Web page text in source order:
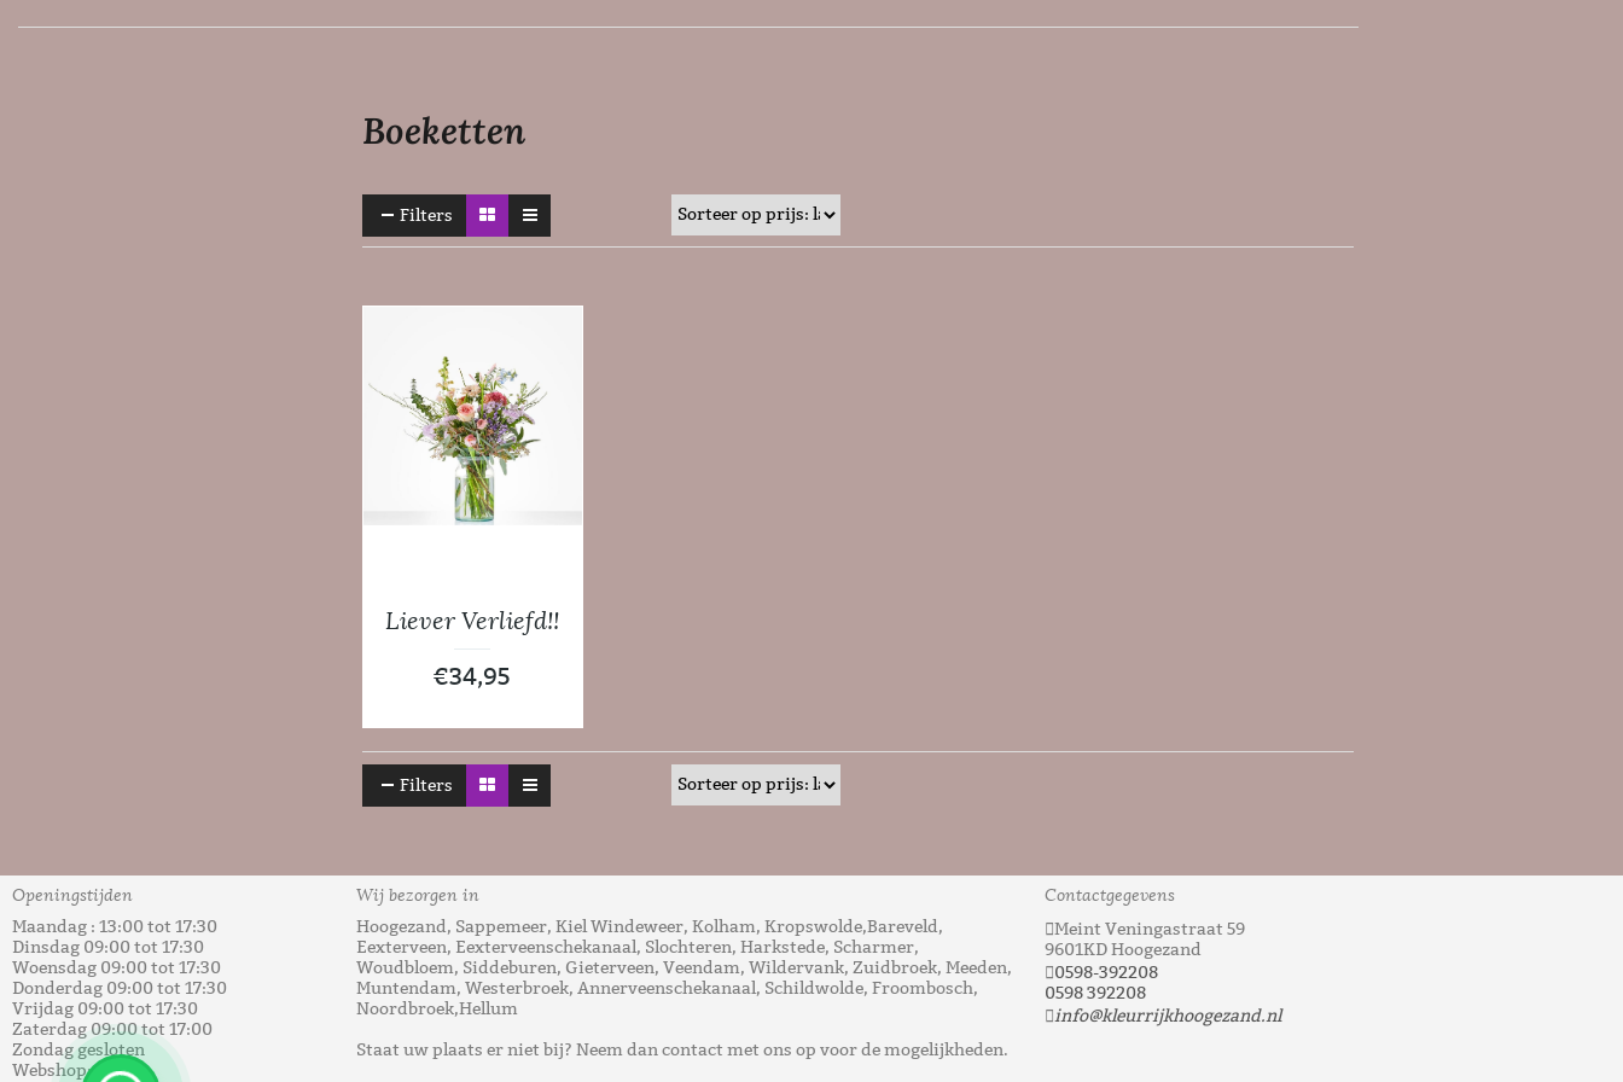
Boeketten
Filters
Liever Verliefd!!
€34,95
Filters
Openingstijden
Maandag : 13:00 tot 17:30
Dinsdag 09:00 tot 17:30
Woensdag 09:00 tot 17:30
Donderdag 09:00 tot 17:30
Vrijdag 09:00 tot 17:30
Zaterdag 09:00 tot 17:00
Zondag gesloten
Webshop: 24/7
Wij bezorgen in
Hoogezand, Sappemeer, Kiel Windeweer, Kolham, Kropswolde,Bareveld,
Eexterveen, Eexterveenschekanaal, Slochteren, Harkstede, Scharmer,
Woudbloem, Siddeburen, Gieterveen, Veendam, Wildervank, Zuidbroek, Meeden,
Muntendam, Westerbroek, Annerveenschekanaal, Schildwolde, Froombosch,
Noordbroek,Hellum
Staat uw plaats er niet bij? Neem dan contact met ons op voor de mogelijkheden.
Contactgegevens
Meint Veningastraat 59
9601KD Hoogezand
0598-392208
0598 392208
info@kleurrijkhoogezand.nl